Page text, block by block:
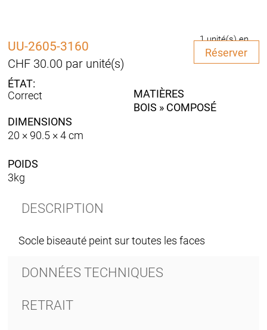
UU-2605-3160
1 unité(s) en
stock
CHF 30.00 par unité(s)
MATIÈRES
BOIS » COMPOSÉ
Correct
DIMENSIONS
20 × 90.5 × 4 cm
POIDS
3kg
d'exposition
violet
bordeaux
Réserver
DESCRIPTION
Socle biseauté peint sur toutes les faces
DONNÉES TECHNIQUES
RETRAIT